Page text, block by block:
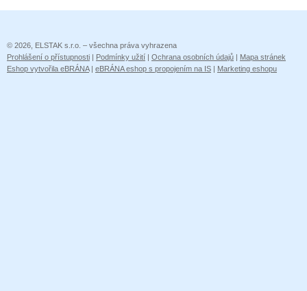
© 2026, ELSTAK s.r.o. – všechna práva vyhrazena
Prohlášení o přístupnosti | Podmínky užití | Ochrana osobních údajů | Mapa stránek
Eshop vytvořila eBRÁNA| eBRÁNA eshop s propojením na IS | Marketing eshopu